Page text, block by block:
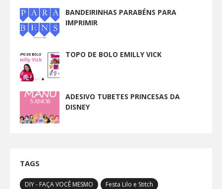
BANDEIRINHAS PARABÉNS PARA
IMPRIMIR
TOPO DE BOLO EMILLY VICK
ADESIVO TUBETES PRINCESAS DA
DISNEY
TAGS
DIY - FAÇA VOCÊ MESMO
Festa Lilo e Stitch